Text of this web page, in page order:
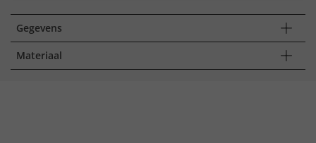
Gegevens
Materiaal